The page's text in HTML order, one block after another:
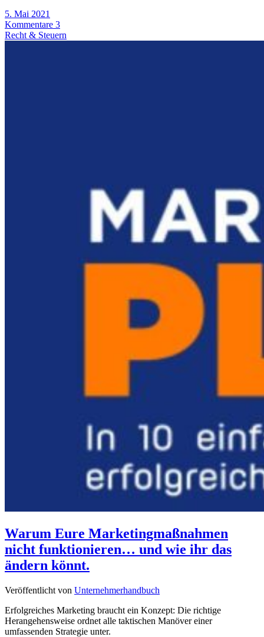
5. Mai 2021
Kommentare 3
Recht & Steuern
Warum Eure Marketingmaßnahmen
nicht funktionieren… und wie ihr das
ändern könnt.
Veröffentlicht von Unternehmerhandbuch
Erfolgreiches Marketing braucht ein Konzept: Die richtige
Herangehensweise ordnet alle taktischen Manöver einer
umfassenden Strategie unter.